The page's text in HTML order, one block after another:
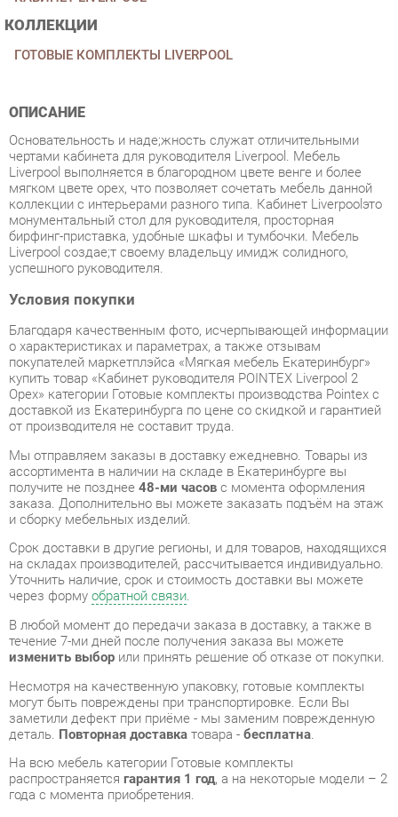
ОПИСАНИЕ
чертами кабинета для руководителя Liverpool. Мебель
Liverpool выполняется в благородном цвете венге и более
мягком цвете орех, что позволяет сочетать мебель данной
коллекции с интерьерами разного типа. Кабинет Liverpoolэто
монументальный стол для руководителя, просторная
бирфинг-приставка, удобные шкафы и тумбочки. Мебель
Liverpool создаe;т своему владельцу имидж солидного,
успешного руководителя.
Условия покупки
Благодаря качественным фото, исчерпывающей информации
покупателей маркетплэйса «Мягкая мебель Екатеринбург»
Орех» категории Готовые комплекты производства Pointex с
доставкой из Екатеринбурга по цене со скидкой и гарантией
от производителя не составит труда.
Мы отправляем заказы в доставку ежедневно. Товары из
ассортимента в наличии на складе в Екатеринбурге вы
получите не позднее48-ми часовс момента оформления
заказа. Дополнительно вы можете заказать подъём на этаж
и сборку мебельных изделий.
Срок доставки в другие регионы, и для товаров, находящихся
на складах производителей, рассчитывается индивидуально.
Уточнить наличие, срок и стоимость доставки вы можете
через формуобратной связи.
В любой момент до передачи заказа в доставку, а также в
течение 7-ми дней после получения заказа вы можете
изменить выборили принять решение об отказе от покупки.
могут быть повреждены при транспортировке. Если Вы
заметили дефект при приёме - мы заменим поврежденную
деталь.Повторная доставкатовара -бесплатна.
На всю мебель категории Готовые комплекты
распространяетсягарантия 1 год, а на некоторые модели – 2
года с момента приобретения.
Кабинет руководителя POINTEX Liverpool 2 Орех
качественное изделие производстваPointex,
соответствующее современному государственному
стандарту.